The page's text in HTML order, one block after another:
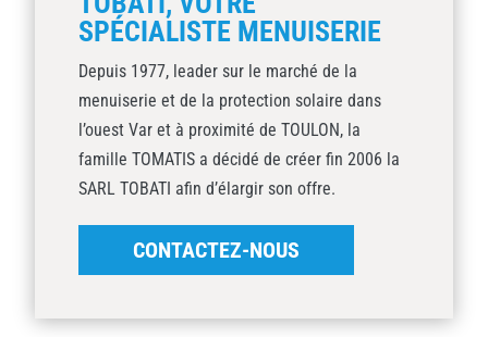
SPÉCIALISTE MENUISERIE
Depuis 1977, leader sur le marché de la
menuiserie et de la protection solaire dans
l’ouest Var et à proximité de TOULON, la
famille TOMATIS a décidé de créer fin 2006 la
SARL TOBATI afin d’élargir son offre.
CONTACTEZ-NOUS